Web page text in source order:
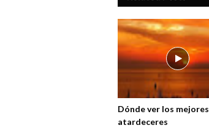
Dónde ver los mejores
atardeceres